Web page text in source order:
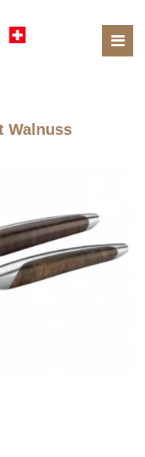
Walnuss